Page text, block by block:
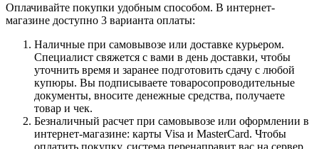
Оплачивайте покупки удобным способом. В интернет-
магазине доступно 3 варианта оплаты:
Наличные при самовывозе или доставке курьером.
Специалист свяжется с вами в день доставки, чтобы
уточнить время и заранее подготовить сдачу с любой
купюры. Вы подписываете товаросопроводительные
документы, вносите денежные средства, получаете
товар и чек.
Безналичный расчет при самовывозе или оформлении в
интернет-магазине: карты Visa и MasterCard. Чтобы
оплатить покупку, система перенаправит вас на сервер